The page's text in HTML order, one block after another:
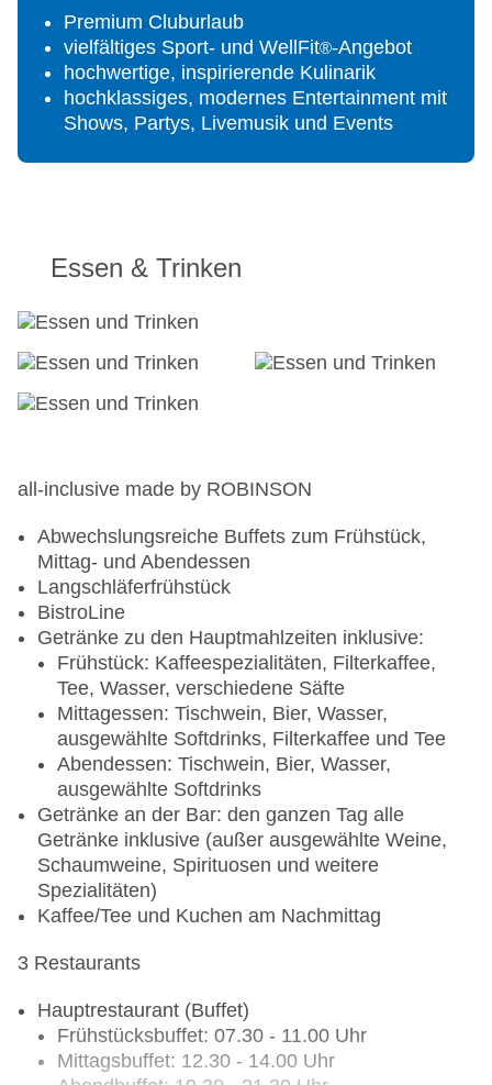
Express, Diners Club, EC Karte/MAESTRO
Sprachen im Hotel: Deutsch, Englisch und
Türkisch
Landeskategorie: 4 Sterne
Premium Cluburlaub
vielfältiges Sport- und WellFit®-Angebot
hochwertige, inspirierende Kulinarik
hochklassiges, modernes Entertainment mit
Shows, Partys, Livemusik und Events
Essen & Trinken
all-inclusive made by ROBINSON
Abwechslungsreiche Buffets zum Frühstück,
Mittag- und Abendessen
Langschläferfrühstück
BistroLine
Getränke zu den Hauptmahlzeiten inklusive:
Frühstück: Kaffeespezialitäten, Filterkaffee,
Tee, Wasser, verschiedene Säfte
Mittagessen: Tischwein, Bier, Wasser,
ausgewählte Softdrinks, Filterkaffee und Tee
Abendessen: Tischwein, Bier, Wasser,
ausgewählte Softdrinks
Getränke an der Bar: den ganzen Tag alle
Getränke inklusive (außer ausgewählte Weine,
Schaumweine, Spirituosen und weitere
Spezialitäten)
Kaffee/Tee und Kuchen am Nachmittag
3 Restaurants
Hauptrestaurant (Buffet)
Frühstücksbuffet: 07.30 - 11.00 Uhr
Mittagsbuffet: 12.30 - 14.00 Uhr